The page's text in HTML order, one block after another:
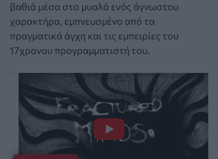
βαθιά μέσα στο μυαλό ενός άγνωστου
χαρακτήρα, εμπνευσμένο από τα
πραγματικά άγχη και τις εμπειρίες του
17χρονου προγραμματιστή του.